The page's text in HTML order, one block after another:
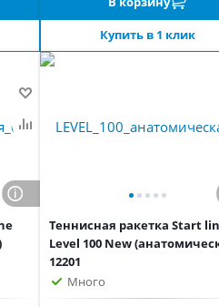
Купить в 1 клик
Теннисная ракетка Start
Level 100 New
12201
Много